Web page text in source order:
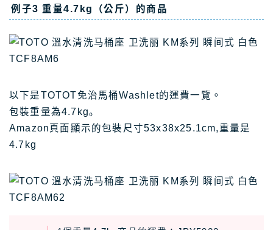
例子3 重量4.7kg（公斤）的商品
以下是TOTOT免治馬桶Washlet的運費一覽。
包裝重量為4.7kg。
Amazon頁面顯示的包裝尺寸53x38x25.1cm,重量是
4.7kg